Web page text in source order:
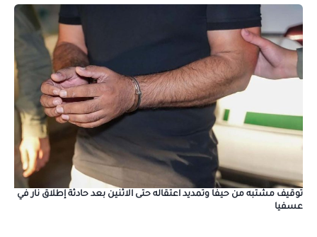
توقيف مشتبه من حيفا وتمديد اعتقاله حتى الاثنين بعد حادثة إطلاق نار في
عسفيا